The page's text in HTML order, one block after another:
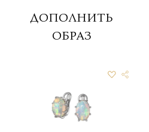
ДОПОЛНИТЬ
ОБРАЗ